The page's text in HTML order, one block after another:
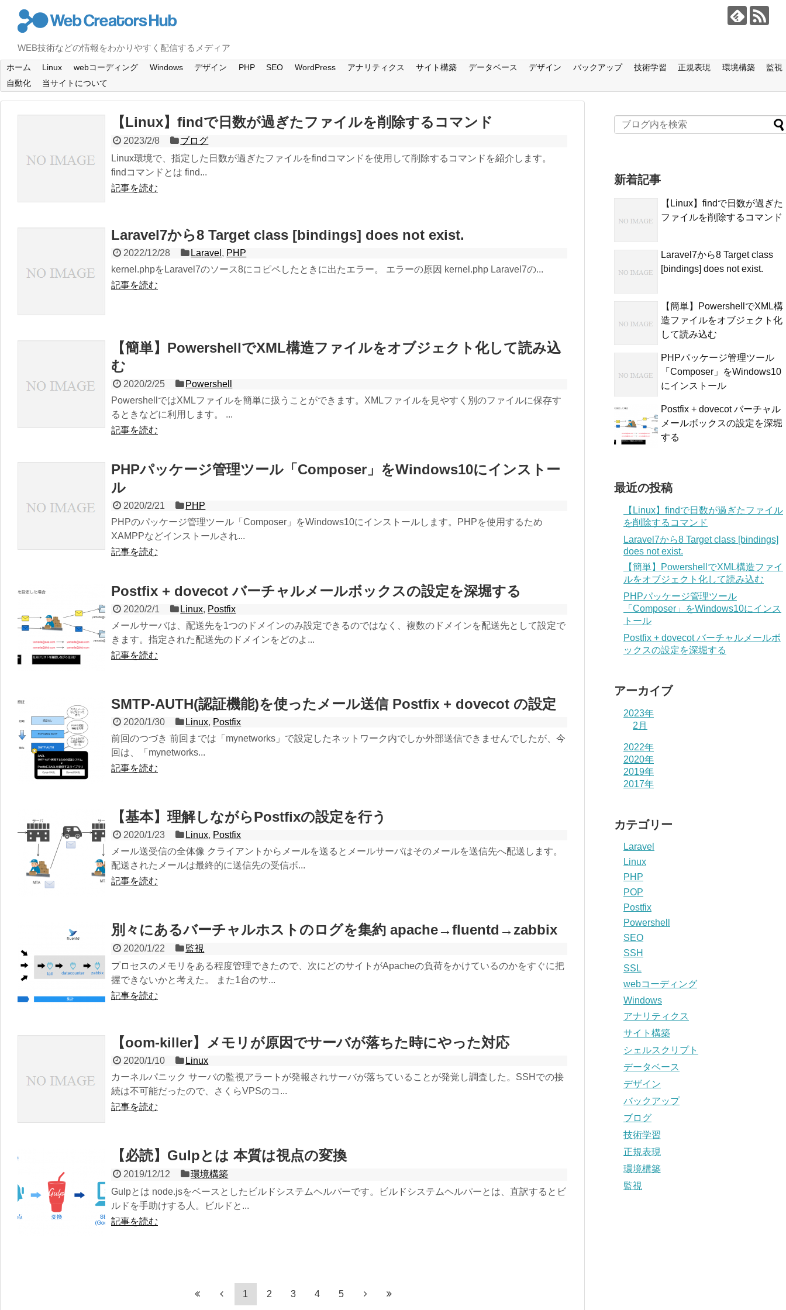
WEB技術などの情報をわかりやすく配信するメディア
ホーム Linux webコーディング Windows デザイン PHP SEO WordPress アナリティクス サイト構築 データベース デザイン バックアップ 技術学習 正規表現 環境構築
監視
自動化
当サイトについて
【Linux】findで日数が過ぎたファイルを削除するコマンド
2023/2/8
ブログ
Linux環境で、指定した日数が過ぎたファイルをfindコマンドを使用して削除するコマンドを紹介します。
findコマンドとは find...
記事を読む
Laravel7から8 Target class [bindings] does not exist.
2022/12/28 Laravel , PHP
kernel.phpをLaravel7のソース8にコピペしたときに出たエラー。 エラーの原因 kernel.php Laravel7の...
記事を読む
【簡単】PowershellでXML構造ファイルをオブジェクト化して読み込
む
2020/2/25
Powershell
PowershellではXMLファイルを簡単に扱うことができます。XMLファイルを見やすく別のファイルに保存す
るときなどに利用します。 ...
記事を読む
PHPパッケージ管理ツール「Composer」をWindows10にインストー
ル
2020/2/21
PHP
PHPのパッケージ管理ツール「Composer」をWindows10にインストールします。PHPを使用するため
XAMPPなどインストールされ...
記事を読む
Postfix + dovecot バーチャルメールボックスの設定を深堀する
2020/2/1 Linux, Postfix
メールサーバは、配送先を1つのドメインのみ設定できるのではなく、複数のドメインを配送先として設定で
きます。指定された配送先のドメインをどのよ...
記事を読む
SMTP-AUTH(認証機能)を使ったメール送信 Postfix + dovecot の設定
2020/1/30 Linux, Postfix
前回のつづき 前回までは「mynetworks」で設定したネットワーク内でしか外部送信できませんでしたが、今
回は、「mynetworks...
記事を読む
【基本】理解しながらPostfixの設定を行う
2020/1/23 Linux, Postfix
メール送受信の全体像 クライアントからメールを送るとメールサーバはそのメールを送信先へ配送します。
配送されたメールは最終的に送信先の受信ボ...
記事を読む
別々にあるバーチャルホストのログを集約 apache→fluentd→zabbix
2020/1/22
監視
プロセスのメモリをある程度管理できたので、次にどのサイトがApacheの負荷をかけているのかをすぐに把
握できないかと考えた。 また1台のサ...
記事を読む
【oom-killer】メモリが原因でサーバが落ちた時にやった対応
2020/1/10
Linux
カーネルパニック サーバの監視アラートが発報されサーバが落ちていることが発覚し調査した。SSHでの接
続は不可能だったので、さくらVPSのコ...
記事を読む
【必読】Gulpとは 本質は視点の変換
2019/12/12
環境構築
Gulpとは node.jsをベースとしたビルドシステムヘルパーです。ビルドシステムヘルパーとは、直訳するとビ
ルドを手助けする人。ビルドと...
記事を読む
1 2 3 4 5
新着記事
【Linux】findで日数が過ぎた
ファイルを削除するコマンド
Laravel7から8 Target class
[bindings] does not exist.
【簡単】PowershellでXML構
造ファイルをオブジェクト化
して読み込む
PHPパッケージ管理ツール
「Composer」をWindows10
にインストール
Postfix + dovecot バーチャル
メールボックスの設定を深堀
する
最近の投稿
【Linux】findで日数が過ぎたファイル
を削除するコマンド
Laravel7から8 Target class [bindings]
does not exist.
【簡単】PowershellでXML構造ファイ
ルをオブジェクト化して読み込む
PHPパッケージ管理ツール
「Composer」をWindows10にインス
トール
Postfix + dovecot バーチャルメールボ
ックスの設定を深堀する
アーカイブ
2023年
2月
2022年
2020年
2019年
2017年
カテゴリー
Laravel
Linux
PHP
POP
Postfix
Powershell
SEO
SSH
SSL
webコーディング
Windows
アナリティクス
サイト構築
シェルスクリプト
データベース
デザイン
バックアップ
ブログ
技術学習
正規表現
環境構築
監視